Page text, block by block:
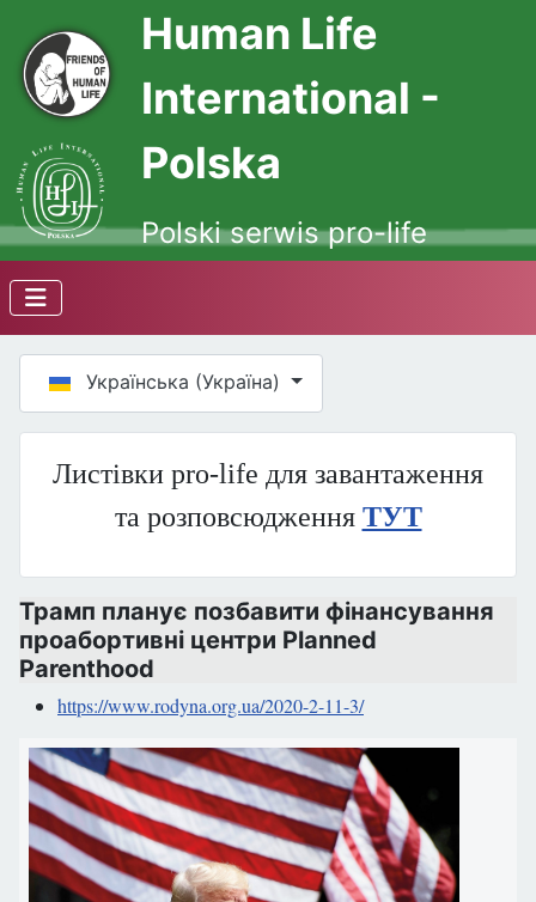
Human Life
International -
Polska
Polski serwis pro-life
Оберіть свою мову
Українська (Україна)
Листівки pro-life для завантаження
та розповсюдження ТУТ
Трамп планує позбавити фінансування
проабортивні центри Planned
Parenthood
https://www.rodyna.org.ua/2020-2-11-3/